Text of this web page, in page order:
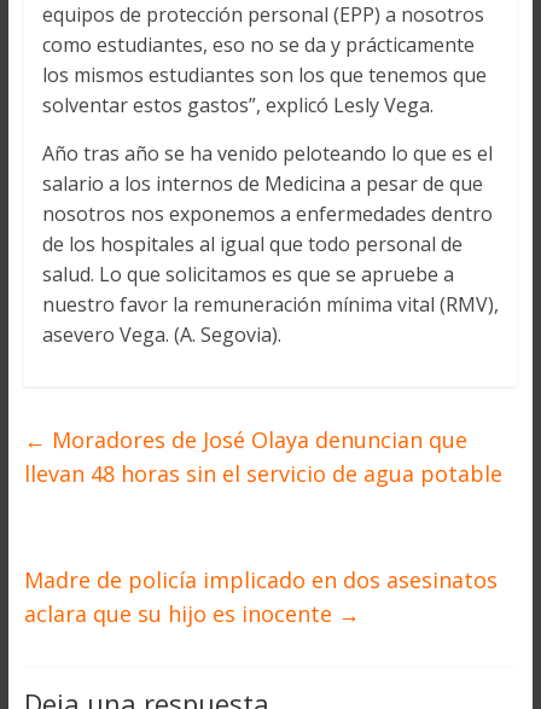
equipos de protección personal (EPP) a nosotros
como estudiantes, eso no se da y prácticamente
los mismos estudiantes son los que tenemos que
solventar estos gastos”, explicó Lesly Vega.
Año tras año se ha venido peloteando lo que es el
salario a los internos de Medicina a pesar de que
nosotros nos exponemos a enfermedades dentro
de los hospitales al igual que todo personal de
salud. Lo que solicitamos es que se apruebe a
nuestro favor la remuneración mínima vital (RMV),
asevero Vega. (A. Segovia).
← Moradores de José Olaya denuncian que
llevan 48 horas sin el servicio de agua potable
Madre de policía implicado en dos asesinatos
aclara que su hijo es inocente →